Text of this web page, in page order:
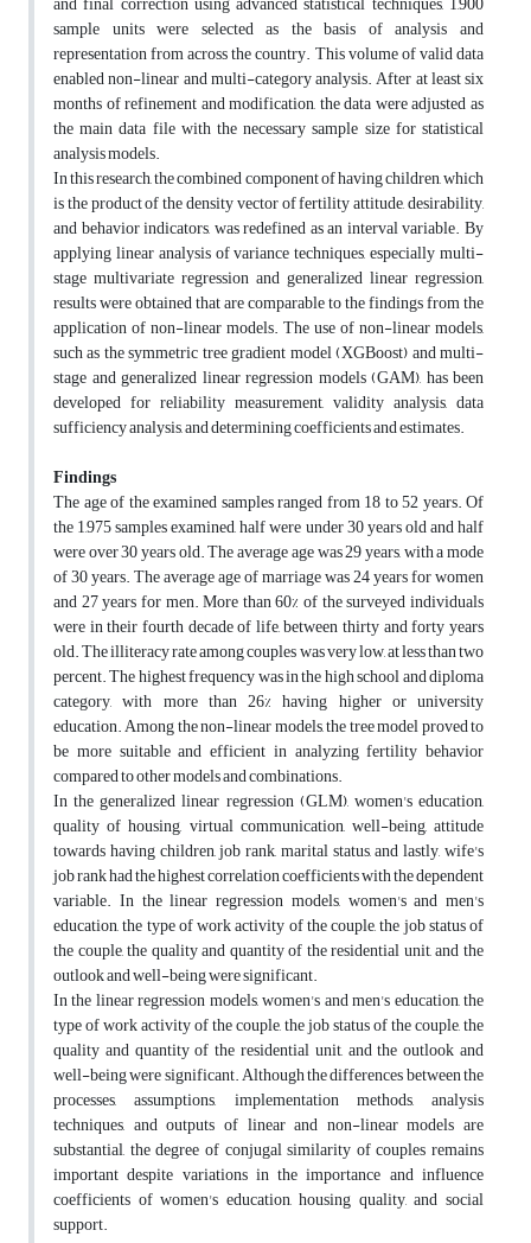
sample units were selected as the basis of analysis and
representation from across the country. This volume of valid data
enabled non-linear and multi-category analysis. After at least six
months of refinement and modification, the data were adjusted as
the main data file with the necessary sample size for statistical
analysis models.
In this research, the combined component of having children, which
is the product of the density vector of fertility attitude, desirability,
and behavior indicators, was redefined as an interval variable. By
applying linear analysis of variance techniques, especially multi-
stage multivariate regression and generalized linear regression,
results were obtained that are comparable to the findings from the
application of non-linear models. The use of non-linear models,
such as the symmetric tree gradient model (XGBoost) and multi-
stage and generalized linear regression models (GAM), has been
developed for reliability measurement, validity analysis, data
sufficiency analysis, and determining coefficients and estimates.
Findings
The age of the examined samples ranged from 18 to 52 years. Of
the 1,975 samples examined, half were under 30 years old and half
were over 30 years old. The average age was 29 years, with a mode
of 30 years. The average age of marriage was 24 years for women
and 27 years for men. More than 60% of the surveyed individuals
were in their fourth decade of life, between thirty and forty years
old. The illiteracy rate among couples was very low, at less than two
percent. The highest frequency was in the high school and diploma
category, with more than 26% having higher or university
education. Among the non-linear models, the tree model proved to
be more suitable and efficient in analyzing fertility behavior
compared to other models and combinations.
In the generalized linear regression (GLM), women's education,
quality of housing, virtual communication, well-being, attitude
towards having children, job rank, marital status, and lastly, wife's
job rank had the highest correlation coefficients with the dependent
variable. In the linear regression models, women's and men's
education, the type of work activity of the couple, the job status of
the couple, the quality and quantity of the residential unit, and the
outlook and well-being were significant.
In the linear regression models, women's and men's education, the
type of work activity of the couple, the job status of the couple, the
quality and quantity of the residential unit, and the outlook and
well-being were significant. Although the differences between the
processes, assumptions, implementation methods, analysis
techniques, and outputs of linear and non-linear models are
substantial, the degree of conjugal similarity of couples remains
important despite variations in the importance and influence
coefficients of women's education, housing quality, and social
support.